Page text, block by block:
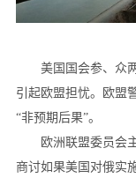
美国国会参、众两
引起欧盟担忧。欧盟
“非预期后果”。
欧洲联盟委员会主
商讨如果美国对俄实